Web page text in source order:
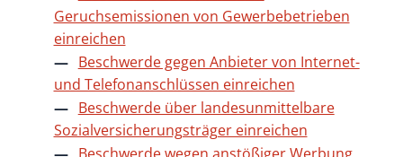
Geruchsemissionen von Gewerbebetrieben
einreichen
Beschwerde gegen Anbieter von Internet-
und Telefonanschlüssen einreichen
Beschwerde über landesunmittelbare
Sozialversicherungsträger einreichen